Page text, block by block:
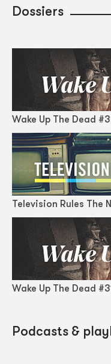
Dossiers
Wake Up The Dead
Television Rules The
Wake Up The Dead
Podcasts &